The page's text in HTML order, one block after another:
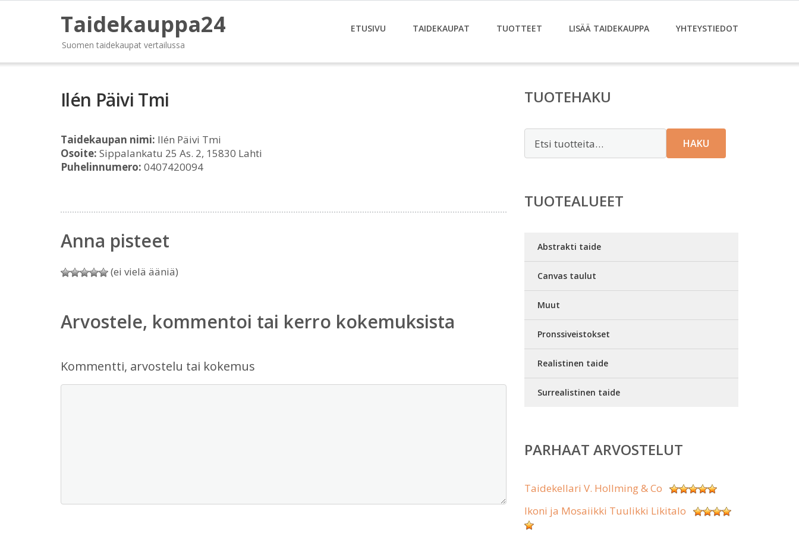
Taidekauppa24
Suomen taidekaupat vertailussa
ETUSIVU TAIDEKAUPAT TUOTTEET LISÄÄ TAIDEKAUPPA YHTEYSTIEDOT
Ilén Päivi Tmi
Taidekaupan nimi: Ilén Päivi Tmi
Osoite: Sippalankatu 25 As. 2, 15830 Lahti
Puhelinnumero: 0407420094
Anna pisteet
(ei vielä ääniä)
Arvostele, kommentoi tai kerro kokemuksista
Kommentti, arvostelu tai kokemus
TUOTEHAKU
HAKU
TUOTEALUEET
Abstrakti taide
Canvas taulut
Muut
Pronssiveistokset
Realistinen taide
Surrealistinen taide
PARHAAT ARVOSTELUT
Taidekellari V. Hollming & Co
Ikoni ja Mosaiikki Tuulikki Likitalo